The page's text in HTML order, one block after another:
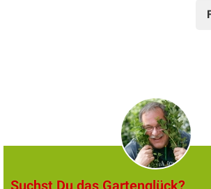
Suchst Du das Gartenglück?